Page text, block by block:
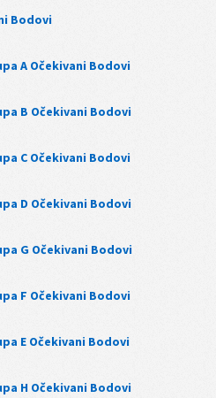
Bodovi
A Očekivani Bodovi
B Očekivani Bodovi
C Očekivani Bodovi
D Očekivani Bodovi
G Očekivani Bodovi
F Očekivani Bodovi
E Očekivani Bodovi
H Očekivani Bodovi